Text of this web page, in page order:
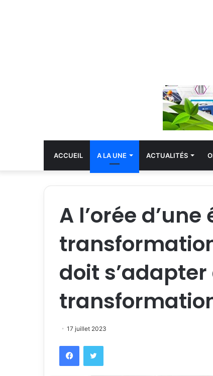
ACCUEIL A LA UNE ACTUALITÉS
A l’orée
doit
17 juillet 2023
FacebookTwitter